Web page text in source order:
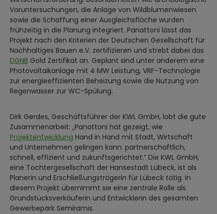
Voruntersuchungen, die Anlage von Wildblumenwiesen
sowie die Schaffung einer Ausgleichsfläche wurden
frühzeitig in die Planung integriert. Panattoni lässt das
Projekt nach den Kriterien der Deutschen Gesellschaft für
Nachhaltiges Bauen e.V. zertifizieren und strebt dabei das
DGNB Gold Zertifikat an. Geplant sind unter anderem eine
Photovoltaikanlage mit 4 MW Leistung, VRF-Technologie
zur energieeffizienten Beheizung sowie die Nutzung von
Regenwasser zur WC-Spülung.
Dirk Gerdes, Geschäftsführer der KWL GmbH, lobt die gute
Zusammenarbeit: „Panattoni hat gezeigt, wie
Projektentwicklung Hand in Hand mit Stadt, Wirtschaft
und Unternehmen gelingen kann: partnerschaftlich,
schnell, effizient und zukunftsgerichtet.“ Die KWL GmbH,
eine Tochtergesellschaft der Hansestadt Lübeck, ist als
Planerin und Erschließungsträgerin für Lübeck tätig. In
diesem Projekt übernimmt sie eine zentrale Rolle als
Grundstücksverkäuferin und Entwicklerin des gesamten
Gewerbepark Semiramis.